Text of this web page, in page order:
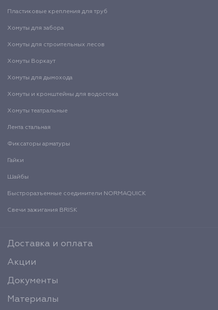
Пластиковые крепления для труб
Хомуты для забора
Хомуты для строительных лесов
Хомуты Воркаут
Хомуты для дымохода
Хомуты и кронштейны для водостока
Хомуты театральные
Лента стальная
Фиксаторы арматуры
Гайки
Шайбы
Быстроразъемные соединители NORMAQUICK
Свечи зажигания BRISK
Доставка и оплата
Акции
Документы
Материалы